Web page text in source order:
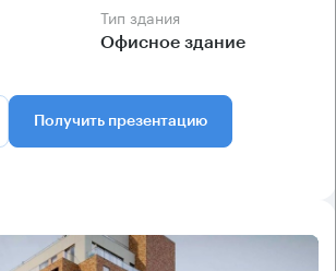
Тип здания
Офисное здание
Получить презентацию